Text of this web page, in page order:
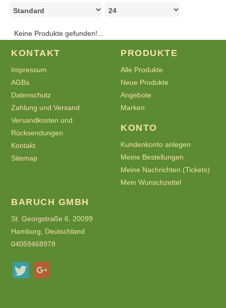
Keine Produkte gefunden!...
KONTAKT
Impressum
AGBs
Datenschutz
Zahlung und Versand
Versandkosten und
Rücksendungen
Kontakt
Sitemap
PRODUKTE
Alle Produkte
Neue Produkte
Angebote
Marken
KONTO
Kundenkonto anlegen
Meine Bestellungen
Meine Nachrichten (Tickets)
Mein Wunschzettel
BARUCH GMBH
St. Georgstraße 6, 20099
Hamburg, Deutschland
04059468978